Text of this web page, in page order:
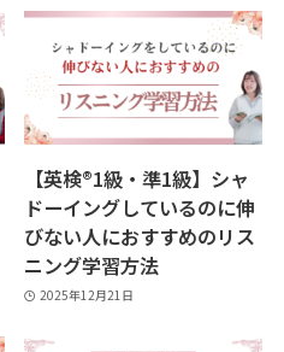
【英検®︎1級・準1級】シャ
ドーイングしているのに伸
びない人におすすめのリス
ニング学習方法
2025年12月21日